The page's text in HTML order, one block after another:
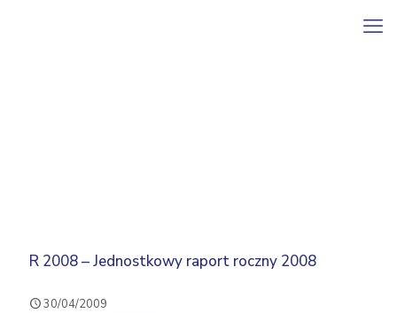
R 2008 – Jednostkowy raport roczny 2008
30/04/2009